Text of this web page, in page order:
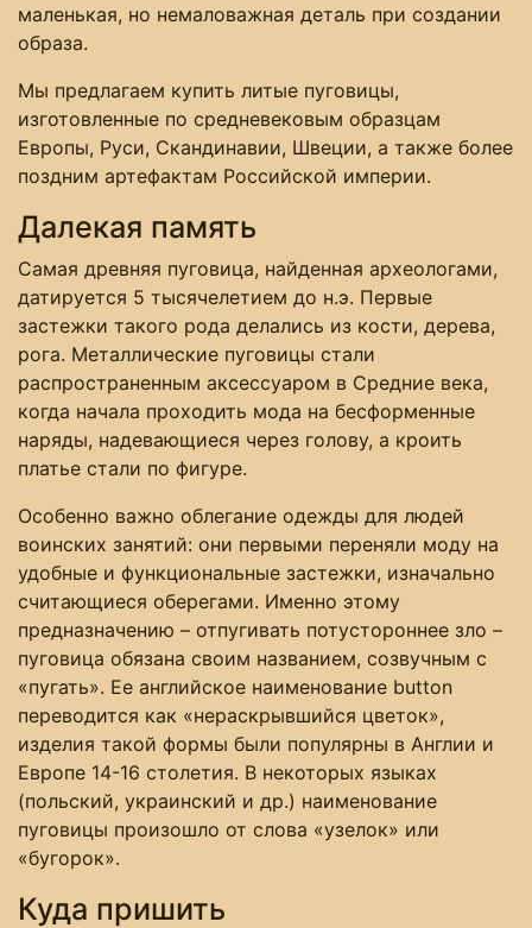
маленькая, но немаловажная деталь при создании
образа.
Мы предлагаем купить литые пуговицы,
изготовленные по средневековым образцам
Европы, Руси, Скандинавии, Швеции, а также более
поздним артефактам Российской империи.
Далекая память
Самая древняя пуговица, найденная археологами,
датируется 5 тысячелетием до н.э. Первые
застежки такого рода делались из кости, дерева,
рога. Металлические пуговицы стали
распространенным аксессуаром в Средние века,
когда начала проходить мода на бесформенные
наряды, надевающиеся через голову, а кроить
платье стали по фигуре.
Особенно важно облегание одежды для людей
воинских занятий: они первыми переняли моду на
удобные и функциональные застежки, изначально
считающиеся оберегами. Именно этому
предназначению – отпугивать потустороннее зло –
пуговица обязана своим названием, созвучным с
«пугать». Ее английское наименование button
переводится как «нераскрывшийся цветок»,
изделия такой формы были популярны в Англии и
Европе 14-16 столетия. В некоторых языках
(польский, украинский и др.) наименование
пуговицы произошло от слова «узелок» или
«бугорок».
Куда пришить